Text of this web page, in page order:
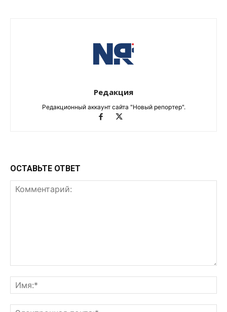
Редакция
Редакционный аккаунт сайта "Новый репортер".
ОСТАВЬТЕ ОТВЕТ